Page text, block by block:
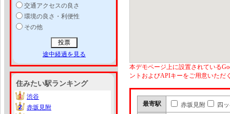
交通アクセスの良さ
環境の良さ・利便性
その他
途中経過を見る
住みたい駅ランキング
1
1
渋谷
2
2
赤坂見附
本デモページ上に設置されている
ントおよびAPIキーをご用意いただ
最寄駅 赤坂見附 四